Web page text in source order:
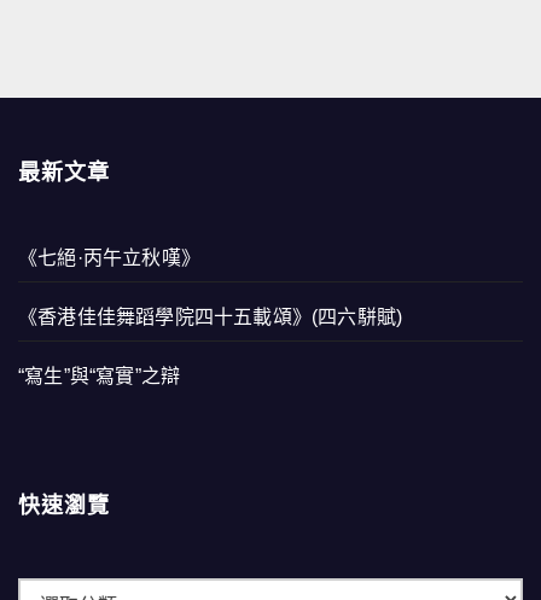
最新文章
《七絕·丙午立秋嘆》
《香港佳佳舞蹈學院四十五載頌》(四六駢賦)
“寫生”與“寫實”之辯
快速瀏覽